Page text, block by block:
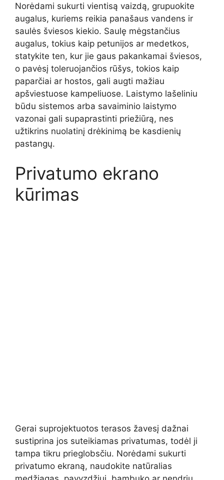
Norėdami sukurti vientisą vaizdą, grupuokite
augalus, kuriems reikia panašaus vandens ir
saulės šviesos kiekio. Saulę mėgstančius
augalus, tokius kaip petunijos ar medetkos,
statykite ten, kur jie gaus pakankamai šviesos,
o pavėsį toleruojančios rūšys, tokios kaip
paparčiai ar hostos, gali augti mažiau
apšviestuose kampeliuose. Laistymo lašeliniu
būdu sistemos arba savaiminio laistymo
vazonai gali supaprastinti priežiūrą, nes
užtikrins nuolatinį drėkinimą be kasdienių
pastangų.
Privatumo ekrano
kūrimas
Gerai suprojektuotos terasos žavesį dažnai
sustiprina jos suteikiamas privatumas, todėl ji
tampa tikru prieglobsčiu. Norėdami sukurti
privatumo ekraną, naudokite natūralias